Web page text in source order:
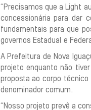
“Precisamos que a Light
concessionária para dar
fundamentais para que
governos Estadual e
A Prefeitura de Nova
projeto enquanto não
proposta ao corpo
denominador comum.
“Nosso projeto prevê a